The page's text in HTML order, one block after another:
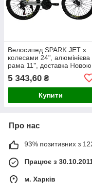
Велосипед SPARK JET з
колесами 24", алюмінієва
рама 11", доставка Новою
5 343,60 ₴
Купити
Про нас
93% позитивних з 122
Працює з
м. Харків